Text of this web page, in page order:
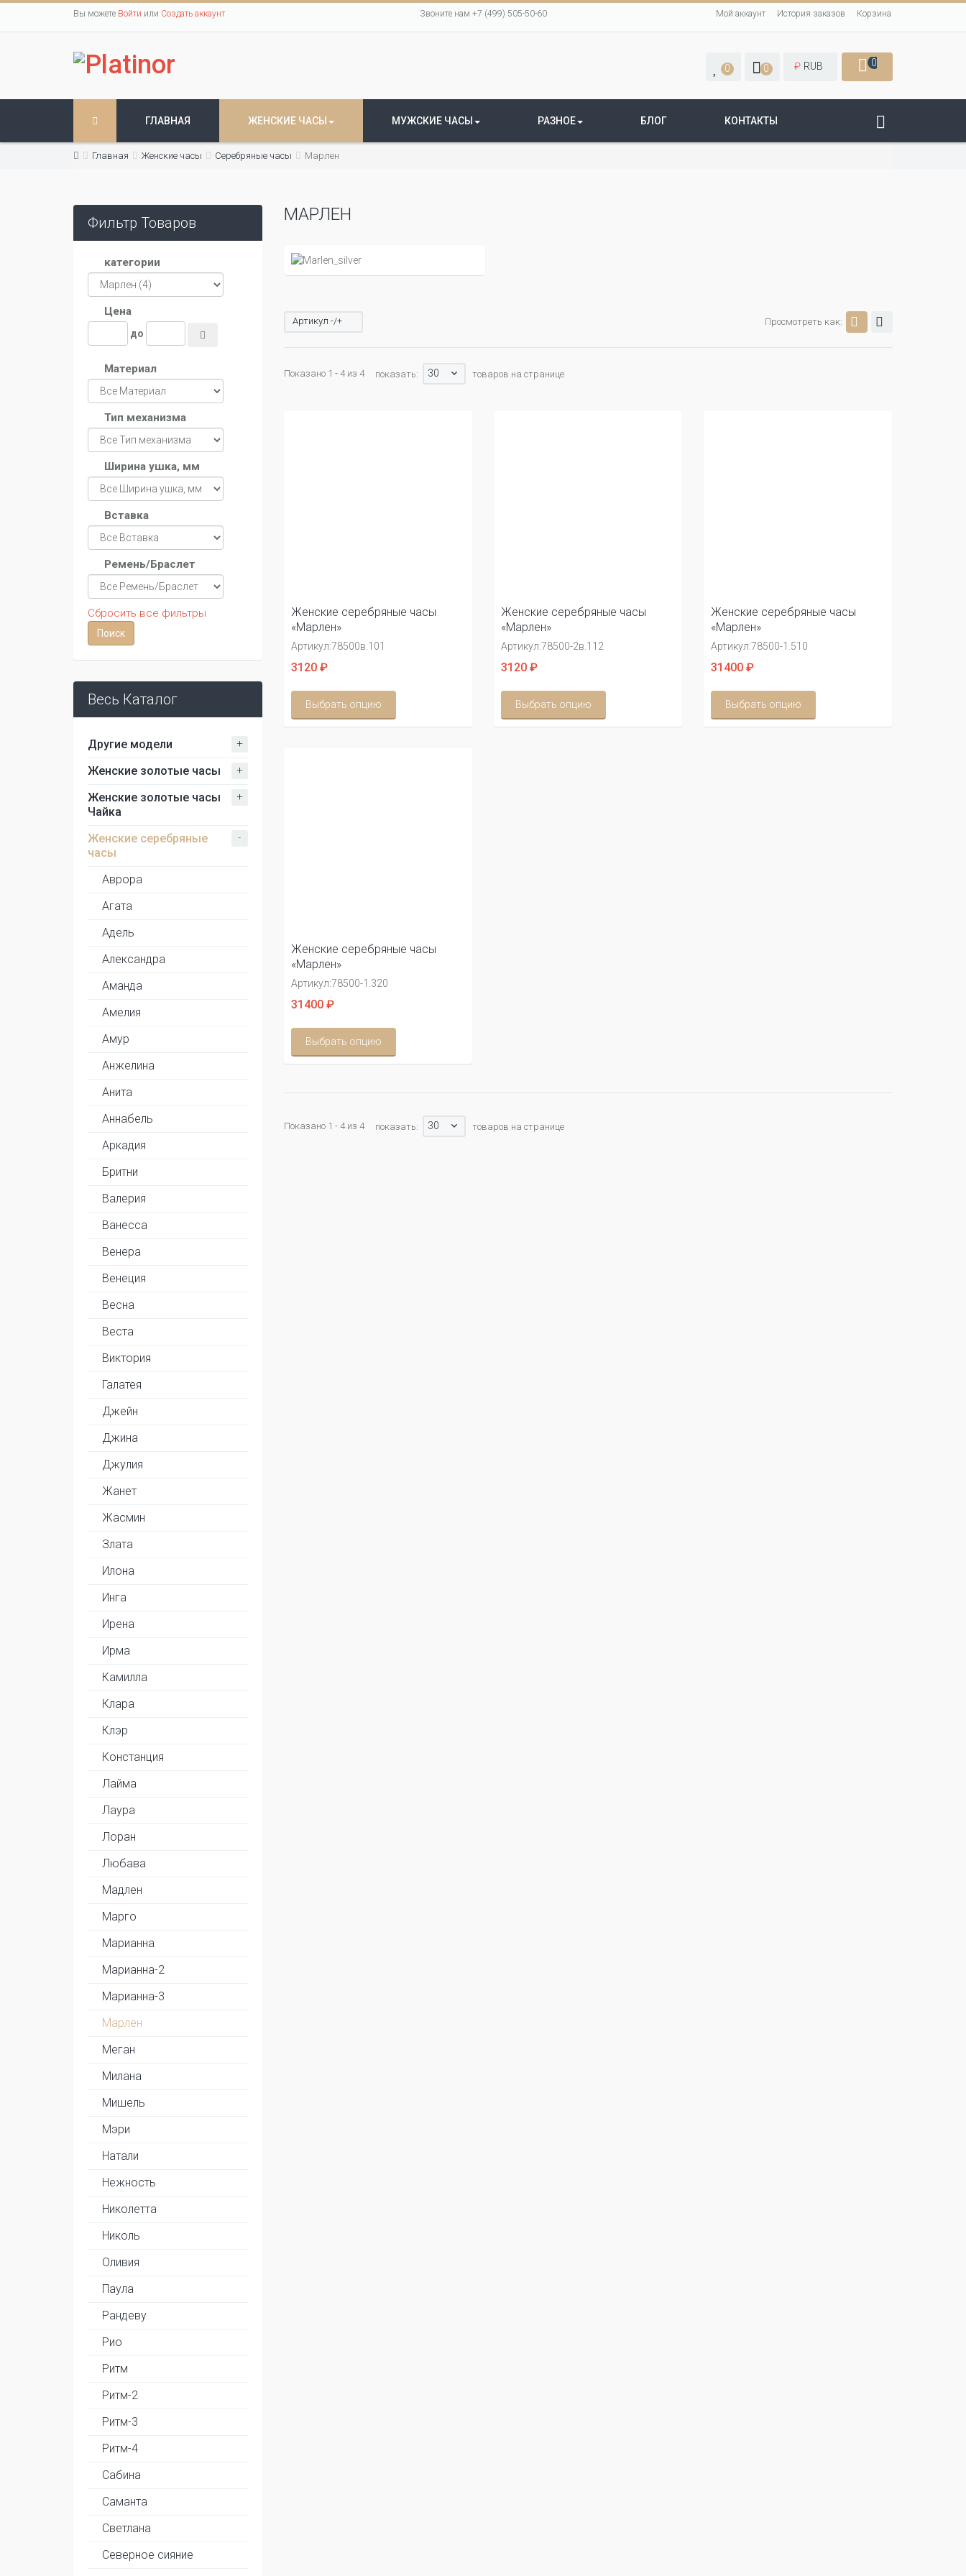
Вы можете Войти или Создать аккаунт Звоните нам +7 (499) 505-50-60 Мой аккаунт История заказов Корзина
0 0 ₽ RUB 0
ГЛАВНАЯ ЖЕНСКИЕ ЧАСЫ МУЖСКИЕ ЧАСЫ РАЗНОЕ БЛОГ КОНТАКТЫ
Главная Женские часы Серебряные часы Марлен
Фильтр Товаров
категории
Цена
до
Материал
Тип механизма
Ширина ушка, мм
Вставка
Ремень/Браслет
Сбросить все фильтры
Весь Каталог
Другие модели +
Женские золотые часы +
Женские золотые часы
Чайка
+
Женские серебряные
часы
-
Аврора
Агата
Адель
Александра
Аманда
Амелия
Амур
Анжелина
Анита
Аннабель
Аркадия
Бритни
Валерия
Ванесса
Венера
Венеция
Весна
Веста
Виктория
Галатея
Джейн
Джина
Джулия
Жанет
Жасмин
Злата
Илона
Инга
Ирена
Ирма
Камилла
Клара
Клэр
Констанция
Лайма
Лаура
Лоран
Любава
Мадлен
Марго
Марианна
Марианна-2
Марианна-3
Марлен
Меган
Милана
Мишель
Мэри
Натали
Нежность
Николетта
Николь
Оливия
Паула
Рандеву
Рио
Ритм
Ритм-2
Ритм-3
Ритм-4
Сабина
Саманта
Светлана
Северное сияние
МАРЛЕН
Просмотреть как:
Артикул -/+
Показано 1 - 4 из 4 показать: 30 товаров на странице
Женские серебряные часы
«Марлен»
Артикул:78500в.101
3120 ₽
Выбрать опцию
Женские серебряные часы
«Марлен»
Артикул:78500-2в.112
3120 ₽
Выбрать опцию
Женские серебряные часы
«Марлен»
Артикул:78500-1.510
31400 ₽
Выбрать опцию
Женские серебряные часы
«Марлен»
Артикул:78500-1.320
31400 ₽
Выбрать опцию
Показано 1 - 4 из 4 показать: 30 товаров на странице